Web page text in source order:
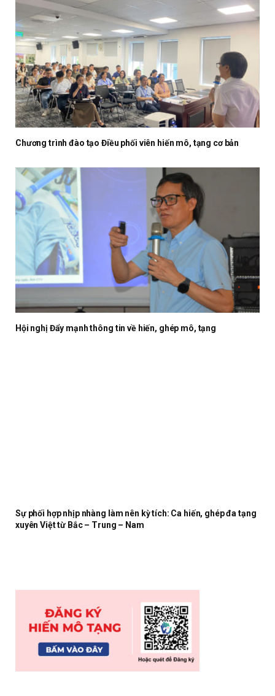
Chương trình đào tạo Điều phối viên hiến mô, tạng cơ bản
Hội nghị Đẩy mạnh thông tin về hiến, ghép mô, tạng
Sự phối hợp nhịp nhàng làm nên kỳ tích: Ca hiến, ghép đa tạng
xuyên Việt từ Bắc – Trung – Nam